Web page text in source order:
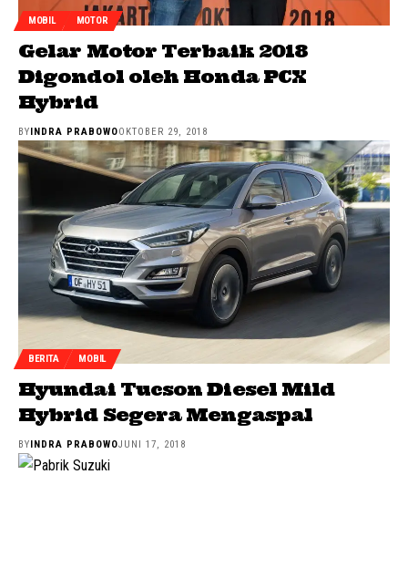
MOBIL MOTOR
Gelar Motor Terbaik 2018
Digondol oleh Honda PCX
Hybrid
BYINDRA PRABOWOOKTOBER 29, 2018
BERITA MOBIL
Hyundai Tucson Diesel Mild
Hybrid Segera Mengaspal
BYINDRA PRABOWOJUNI 17, 2018